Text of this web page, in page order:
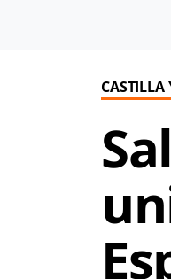
CASTILLA